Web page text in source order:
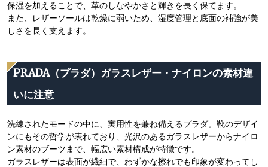
保湿を加えることで、革のしなやかさと輝きを長く保てます。
また、レザーソールは乾燥に弱いため、湿度管理と底面の補強が美
しさを長く支えます。
PRADA（プラダ）ガラスレザー・ナイロンの素材違
いに注意
洗練されたモードの中に、実用性を兼ね備えるプラダ。靴のデザイ
ンにもその哲学が表れており、光沢のあるガラスレザーからナイロ
ン素材のブーツまで、幅広い素材構成が特徴です。
ガラスレザーは表面が繊細で、わずかな擦れでも印象が変わってし